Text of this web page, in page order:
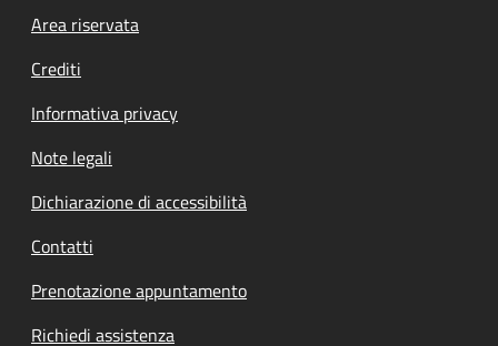
Footer menu
Area riservata
Crediti
Informativa privacy
Note legali
Dichiarazione di accessibilità
Contatti
Prenotazione appuntamento
Richiedi assistenza